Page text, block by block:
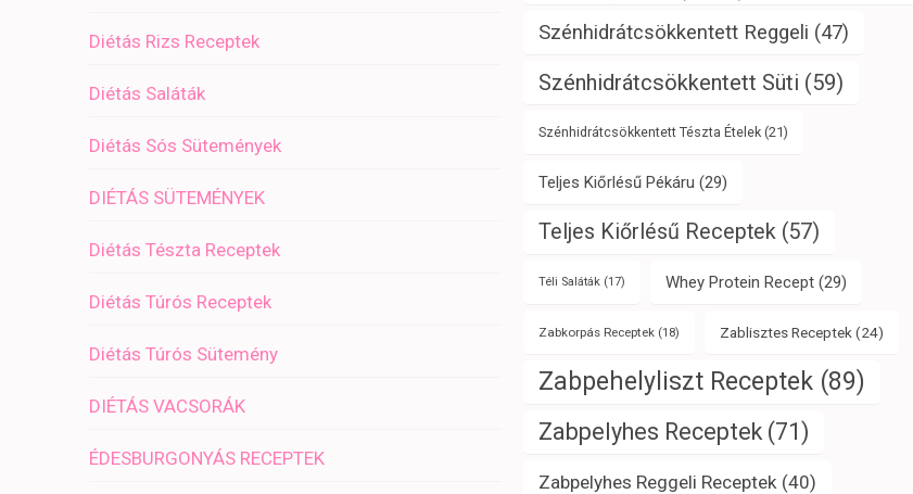
Diétás Rizs Receptek
Diétás Saláták
Diétás Sós Sütemények
DIÉTÁS SÜTEMÉNYEK
Diétás Tészta Receptek
Diétás Túrós Receptek
Diétás Túrós Sütemény
DIÉTÁS VACSORÁK
ÉDESBURGONYÁS RECEPTEK
Szénhidrátcsökkentett Reggeli (47)
Szénhidrátcsökkentett Süti (59)
Szénhidrátcsökkentett Tészta Ételek(21)
Teljes Kiőrlésű Pékáru (29)
Teljes Kiőrlésű Receptek(57)
Téli Saláták(17) Whey Protein Recept(29)
Zabkorpás Receptek(18) Zablisztes Receptek (24)
Zabpehelyliszt Receptek(89)
Zabpelyhes Receptek(71)
Zabpelyhes Reggeli Receptek (40)